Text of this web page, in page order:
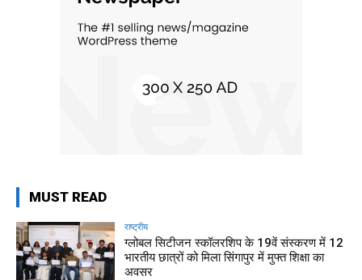
MUST READ
राष्ट्रीय
ग्लोबल सिटीजन स्कॉलरशिप के 19वें संस्करण में 12
भारतीय छात्रों को मिला सिंगापुर में मुफ्त शिक्षा का
अवसर